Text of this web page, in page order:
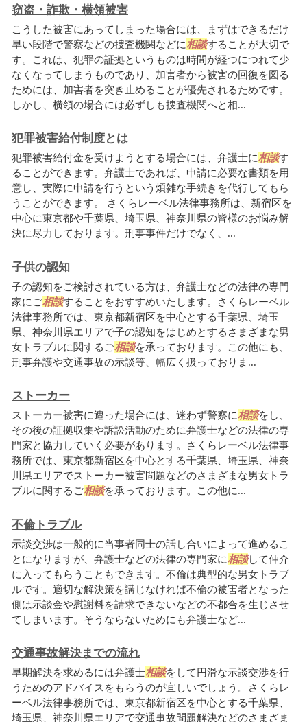
窃盗・詐欺・横領被害
こうした被害にあってしまった場合には、まずはできるだけ
早い段階で警察などの捜査機関などに相談することが大切で
す。これは、犯罪の証拠というものは時間が経つにつれて少
なくなってしまうものであり、加害者から被害の回復を図る
ためには、加害者を突き止めることが優先されるためです。
しかし、横領の場合には必ずしも捜査機関へと相...
犯罪被害給付制度とは
犯罪被害給付金を受けようとする場合には、弁護士に相談す
ることができます。弁護士であれば、申請に必要な書類を用
意し、実際に申請を行うという煩雑な手続きを代行してもら
うことができます。 さくらレーベル法律事務所は、新宿区を
中心に東京都や千葉県、埼玉県、神奈川県の皆様のお悩み解
決に尽力しております。刑事事件だけでなく、...
子供の認知
子の認知をご検討されている方は、弁護士などの法律の専門
家にご相談することをおすすめいたします。さくらレーベル
法律事務所では、東京都新宿区を中心とする千葉県、埼玉
県、神奈川県エリアで子の認知をはじめとするさまざまな男
女トラブルに関するご相談を承っております。この他にも、
刑事弁護や交通事故の示談等、幅広く扱っておりま...
ストーカー
ストーカー被害に遭った場合には、迷わず警察に相談をし、
その後の証拠収集や訴訟活動のために弁護士などの法律の専
門家と協力していく必要があります。さくらレーベル法律事
務所では、東京都新宿区を中心とする千葉県、埼玉県、神奈
川県エリアでストーカー被害問題などのさまざまな男女トラ
ブルに関するご相談を承っております。この他に...
不倫トラブル
示談交渉は一般的に当事者同士の話し合いによって進めるこ
とになりますが、弁護士などの法律の専門家に相談して仲介
に入ってもらうこともできます。不倫は典型的な男女トラブ
ルです。適切な解決策を講じなければ不倫の被害者となった
側は示談金や慰謝料を請求できないなどの不都合を生じさせ
てしまいます。そうならないためにも弁護士など...
交通事故解決までの流れ
早期解決を求めるには弁護士相談をして円滑な示談交渉を行
うためのアドバイスをもらうのが宜しいでしょう。さくらレ
ーベル法律事務所では、東京都新宿区を中心とする千葉県、
埼玉県、神奈川県エリアで交通事故問題解決などのさまざま